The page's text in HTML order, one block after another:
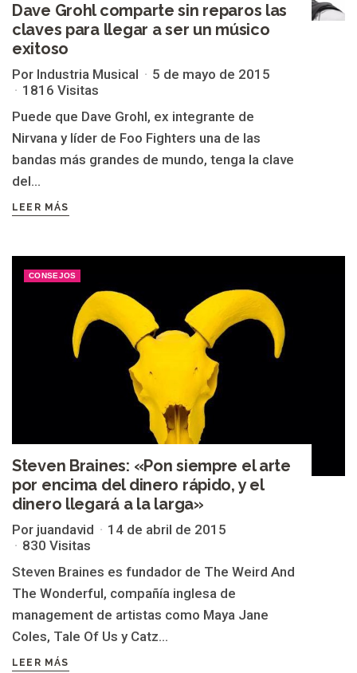
Dave Grohl comparte sin reparos las
claves para llegar a ser un músico
exitoso
Por Industria Musical
5 de mayo de 2015
1816 Visitas
Puede que Dave Grohl, ex integrante de
Nirvana y líder de Foo Fighters una de las
bandas más grandes de mundo, tenga la clave
del...
LEER MÁS
CONSEJOS
Steven Braines: «Pon siempre el arte
por encima del dinero rápido, y el
dinero llegará a la larga»
Por juandavid
14 de abril de 2015
830 Visitas
Steven Braines es fundador de The Weird And
The Wonderful, compañía inglesa de
management de artistas como Maya Jane
Coles, Tale Of Us y Catz...
LEER MÁS